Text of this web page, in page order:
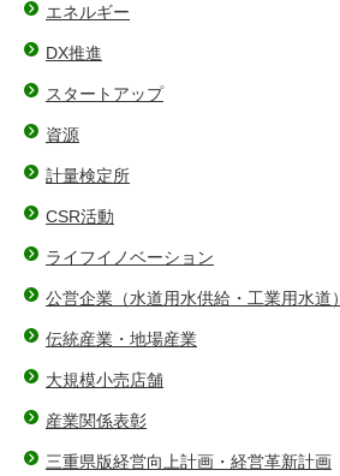
エネルギー
DX推進
スタートアップ
資源
計量検定所
CSR活動
ライフイノベーション
公営企業（水道用水供給・工業用水道）
伝統産業・地場産業
大規模小売店舗
産業関係表彰
三重県版経営向上計画・経営革新計画